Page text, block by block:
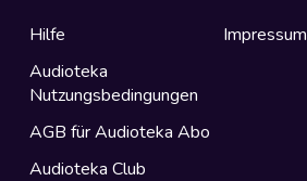
Hilfe
Audioteka
Nutzungsbedingungen
AGB für Audioteka Abo
Audioteka Club
Impressum